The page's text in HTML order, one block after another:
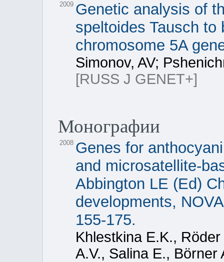
2009 Genetic analysis of
speltoides Tausch to
chromosome 5A
Simonov, AV;
[RUSS J GENET+]
Монографии
2008 Genes for
and microsatellite-
Abbington LE (Ed)
developments,
155-175.
Khlestkina E.K.,
A.V., Salina E., Börner